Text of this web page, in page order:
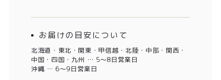
お届けの目安について
北海道・東北・関東・甲信越・北陸・中部・関西・
中国・四国・九州 … 5～8日営業日
沖縄 … 6～9日営業日